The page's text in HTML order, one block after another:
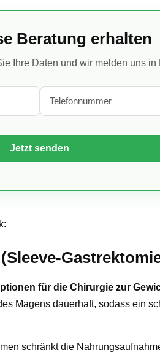
Beratung erhalten
Ihre Daten und wir melden uns in
für die Chirurgie zur
Magens dauerhaft, sodass ein
schränkt die